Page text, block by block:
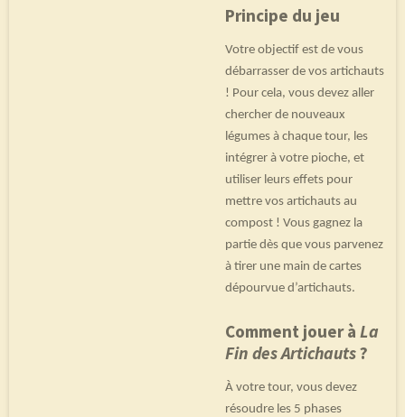
Principe du jeu
Votre objectif est de vous
débarrasser de vos artichauts
! Pour cela, vous devez aller
chercher de nouveaux
légumes à chaque tour, les
intégrer à votre pioche, et
utiliser leurs effets pour
mettre vos artichauts au
compost ! Vous gagnez la
partie dès que vous parvenez
à tirer une main de cartes
dépourvue d’artichauts.
Comment jouer à La
Fin des Artichauts?
À votre tour, vous devez
résoudre les 5 phases